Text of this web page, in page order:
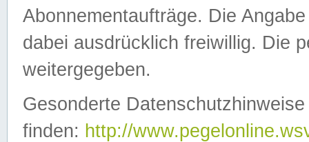
Abonnementaufträge. Die
dabei ausdrücklich freiwillig. Die
weitergegeben.
Gesonderte
finden: http://